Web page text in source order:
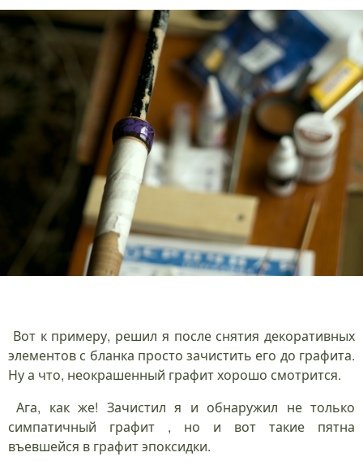
Вот к примеру, решил я после снятия декоративных
элементов с бланка просто зачистить его до графита.
Ну а что, неокрашенный графит хорошо смотрится.
Ага, как же! Зачистил я и обнаружил не только
симпатичный графит , но и вот такие пятна
въевшейся в графит эпоксидки.